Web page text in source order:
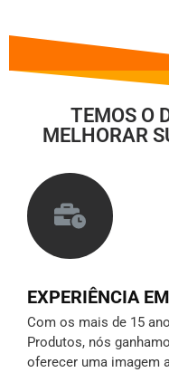
TEMOS O
MELHORAR
EXPERIÊNCIA
Com os mais de 15
Produtos, nós
oferecer uma imagem